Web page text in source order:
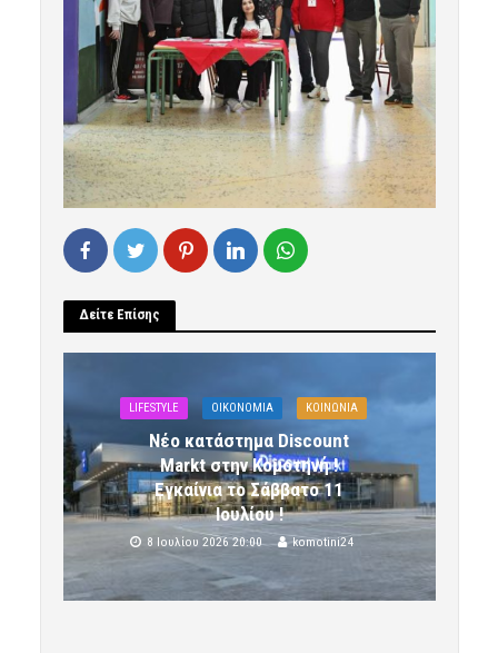
Δείτε Επίσης
LIFESTYLE OIKONOMIA ΚΟΙΝΩΝΙΑ
Νέο κατάστημα Discount
Markt στην Κομοτηνή !
Εγκαίνια το Σάββατο 11
Ιουλίου !
8 Ιουλίου 2026 20:00 komotini24